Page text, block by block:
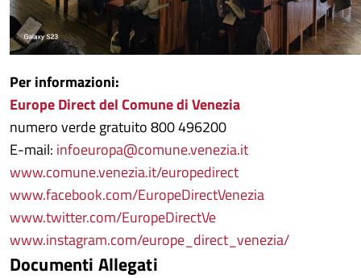
Per informazioni:
Europe Direct del Comune di Venezia
numero verde gratuito 800 496200
E-mail: infoeuropa@comune.venezia.it
www.comune.venezia.it/europedirect
www.facebook.com/EuropeDirectVenezia
www.twitter.com/EuropeDirectVe
www.instagram.com/europe_direct_venezia/
Documenti Allegati